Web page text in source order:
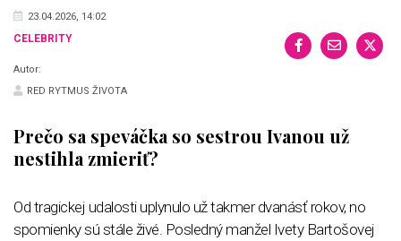
23.04.2026, 14:02
CELEBRITY
Autor:
RED RYTMUS ŽIVOTA
Prečo sa speváčka so sestrou Ivanou už
nestihla zmieriť?
Od tragickej udalosti uplynulo už takmer dvanásť rokov, no
spomienky sú stále živé. Posledný manžel Ivety Bartošovej